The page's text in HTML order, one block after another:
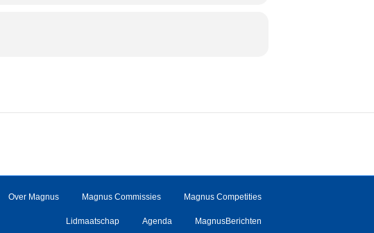
Over Magnus Magnus Commissies Magnus Competities
Lidmaatschap Agenda MagnusBerichten